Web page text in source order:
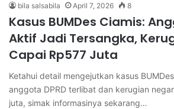
bila salsabila April 7, 2026 8
Kasus BUMDes Ciamis:
Aktif Jadi Tersangka,
Capai Rp577 Juta
Ketahui detail mengejutkan kasus
anggota DPRD terlibat dan kerugian
juta, simak informasinya sekarang…